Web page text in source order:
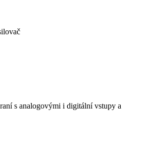
s analogovými i digitální vstupy a